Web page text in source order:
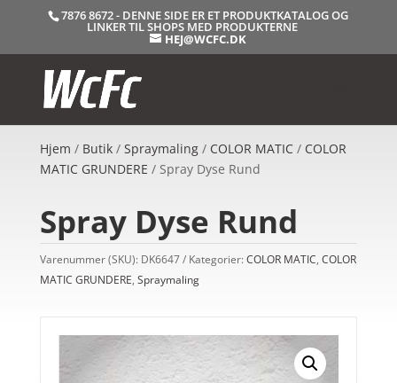
7876 8672 - DENNE SIDE ER ET PRODUKTKATALOG OG
LINKER TIL SHOPS MED PRODUKTERNE
HEJ@WCFC.DK
Hjem / Butik/ Spraymaling/ COLOR MATIC/ COLOR
MATIC GRUNDERE / Spray Dyse Rund
Spray Dyse Rund
Varenummer (SKU): DK6647 Kategorier:COLOR MATIC, COLOR
MATIC GRUNDERE, Spraymaling